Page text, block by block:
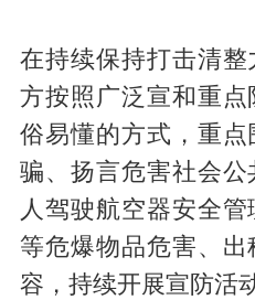
在持续保持打击清
方按照广泛宣和重
俗易懂的方式，重
骗、扬言危害社会
人驾驶航空器安全
等危爆物品危害、
容，持续开展宣防活